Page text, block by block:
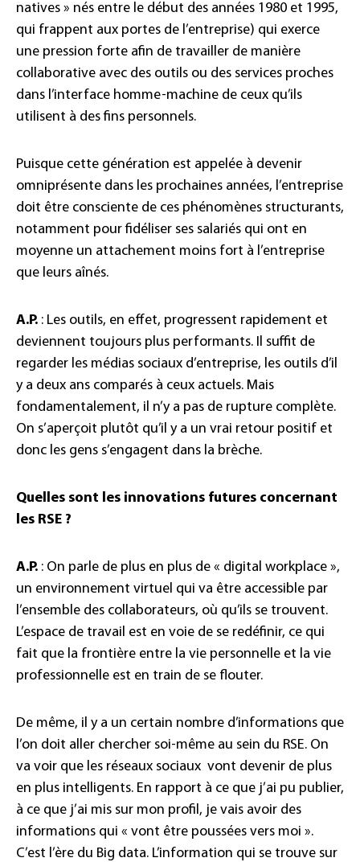
natives » nés entre le début des années 1980 et 1995,
qui frappent aux portes de l’entreprise) qui exerce
une pression forte afin de travailler de manière
collaborative avec des outils ou des services proches
dans l’interface homme-machine de ceux qu’ils
utilisent à des fins personnels.
Puisque cette génération est appelée à devenir
omniprésente dans les prochaines années, l’entreprise
doit être consciente de ces phénomènes structurants,
notamment pour fidéliser ses salariés qui ont en
moyenne un attachement moins fort à l’entreprise
que leurs aînés.
A.P. : Les outils, en effet, progressent rapidement et
deviennent toujours plus performants. Il suffit de
regarder les médias sociaux d’entreprise, les outils d’il
y a deux ans comparés à ceux actuels. Mais
fondamentalement, il n’y a pas de rupture complète.
On s’aperçoit plutôt qu’il y a un vrai retour positif et
donc les gens s’engagent dans la brèche.
Quelles sont les innovations futures concernant
les RSE ?
A.P. : On parle de plus en plus de « digital workplace »,
un environnement virtuel qui va être accessible par
l’ensemble des collaborateurs, où qu’ils se trouvent.
L’espace de travail est en voie de se redéfinir, ce qui
fait que la frontière entre la vie personnelle et la vie
professionnelle est en train de se flouter.
De même, il y a un certain nombre d’informations que
l’on doit aller chercher soi-même au sein du RSE. On
va voir que les réseaux sociaux vont devenir de plus
en plus intelligents. En rapport à ce que j’ai pu publier,
à ce que j’ai mis sur mon profil, je vais avoir des
informations qui « vont être poussées vers moi ».
C’est l’ère du Big data. L’information qui se trouve sur